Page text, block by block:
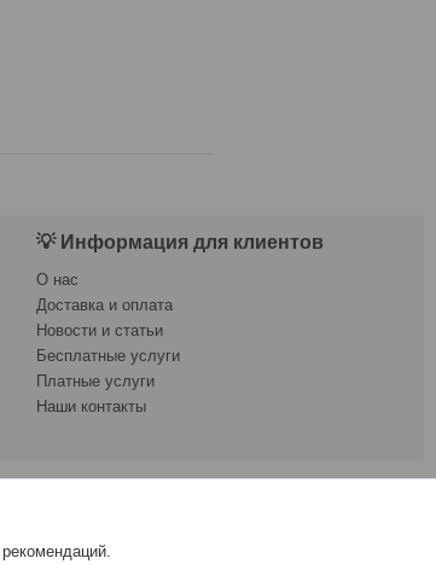
💡 Информация для клиентов
О нас
Доставка и оплата
Новости и статьи
Бесплатные услуги
Платные услуги
Наши контакты
“Е-Энерджи”👈" по Телефону: 📱 +375 (33)